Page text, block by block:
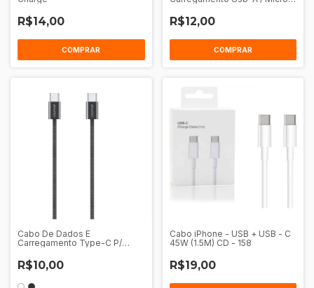
R$14,00
COMPRAR
R$12,00
COMPRAR
Cabo De Dados E
Carregamento Type-C P/
R$10,00
Cabo iPhone - USB + USB - C
45W (1.5M) CD - 158
R$19,00